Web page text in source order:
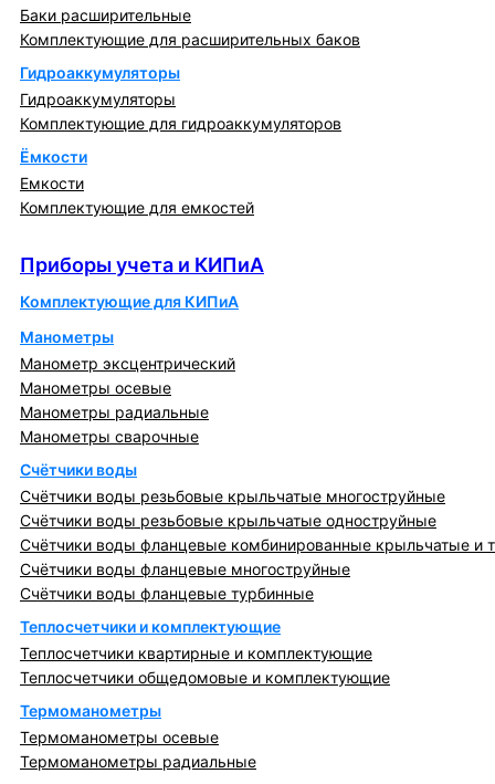
Баки расширительные
Комплектующие для расширительных баков
Гидроаккумуляторы
Гидроаккумуляторы
Комплектующие для гидроаккумуляторов
Ёмкости
Емкости
Комплектующие для емкостей
Приборы учета и КИПиА
Комплектующие для КИПиА
Манометры
Манометр эксцентрический
Манометры осевые
Манометры радиальные
Манометры сварочные
Счётчики воды
Счётчики воды резьбовые крыльчатые многоструйные
Счётчики воды резьбовые крыльчатые одноструйные
Счётчики воды фланцевые комбинированные крыльчатые и
Счётчики воды фланцевые многоструйные
Счётчики воды фланцевые турбинные
Теплосчетчики и комплектующие
Теплосчетчики квартирные и комплектующие
Теплосчетчики общедомовые и комплектующие
Термоманометры
Термоманометры осевые
Термоманометры радиальные